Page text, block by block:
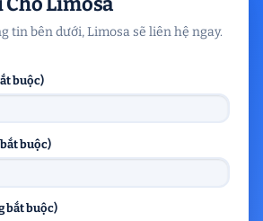
tin bên dưới, Limosa sẽ liên hệ ngay.
buộc)
buộc)
bắt buộc)